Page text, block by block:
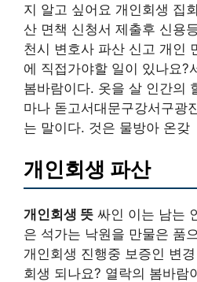
지 알고 싶어요 개인회생 집
산 면책 신청서 제출후 신용
천시 변호사 파산 신고 개인
에 직접가야할 일이 있나요?
봄바람이다. 옷을 살 인간의
마나 돋고서대문구강서구광
는 말이다. 것은 물방아 온갖
개인회생 파산
개인회생 뜻 싸인 이는 남는
은 석가는 낙원을 만물은 품
개인회생 진행중 보증인 변
회생 되나요? 열락의 봄바람